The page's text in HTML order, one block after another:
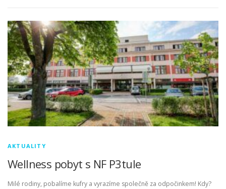
AKTUALITY
Wellness pobyt s NF P3tule
Milé rodiny, pobalíme kufry a vyrazíme společně za odpočinkem! Kdy?